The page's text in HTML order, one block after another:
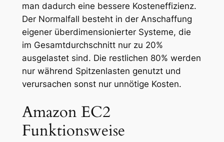
man dadurch eine bessere Kosteneffizienz.
Der Normalfall besteht in der Anschaffung
eigener überdimensionierter Systeme, die
im Gesamtdurchschnitt nur zu 20%
ausgelastet sind. Die restlichen 80% werden
nur während Spitzenlasten genutzt und
verursachen sonst nur unnötige Kosten.
Amazon EC2
Funktionsweise